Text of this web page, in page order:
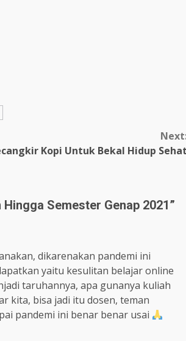
Kopi Untuk Bekal Hidup Sehat
Semester Genap 2021”
dikarenakan pandemi ini
yaitu kesulitan belajar online
taruhannya, apa gunanya kuliah
kita, bisa jadi itu dosen, teman
pandemi ini benar benar usai